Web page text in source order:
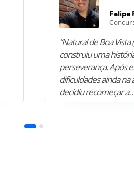
Felipe
“Natural de Boa Vista
construiu uma
perseverança. Após
dificuldades ainda na
decidiu recomeçar